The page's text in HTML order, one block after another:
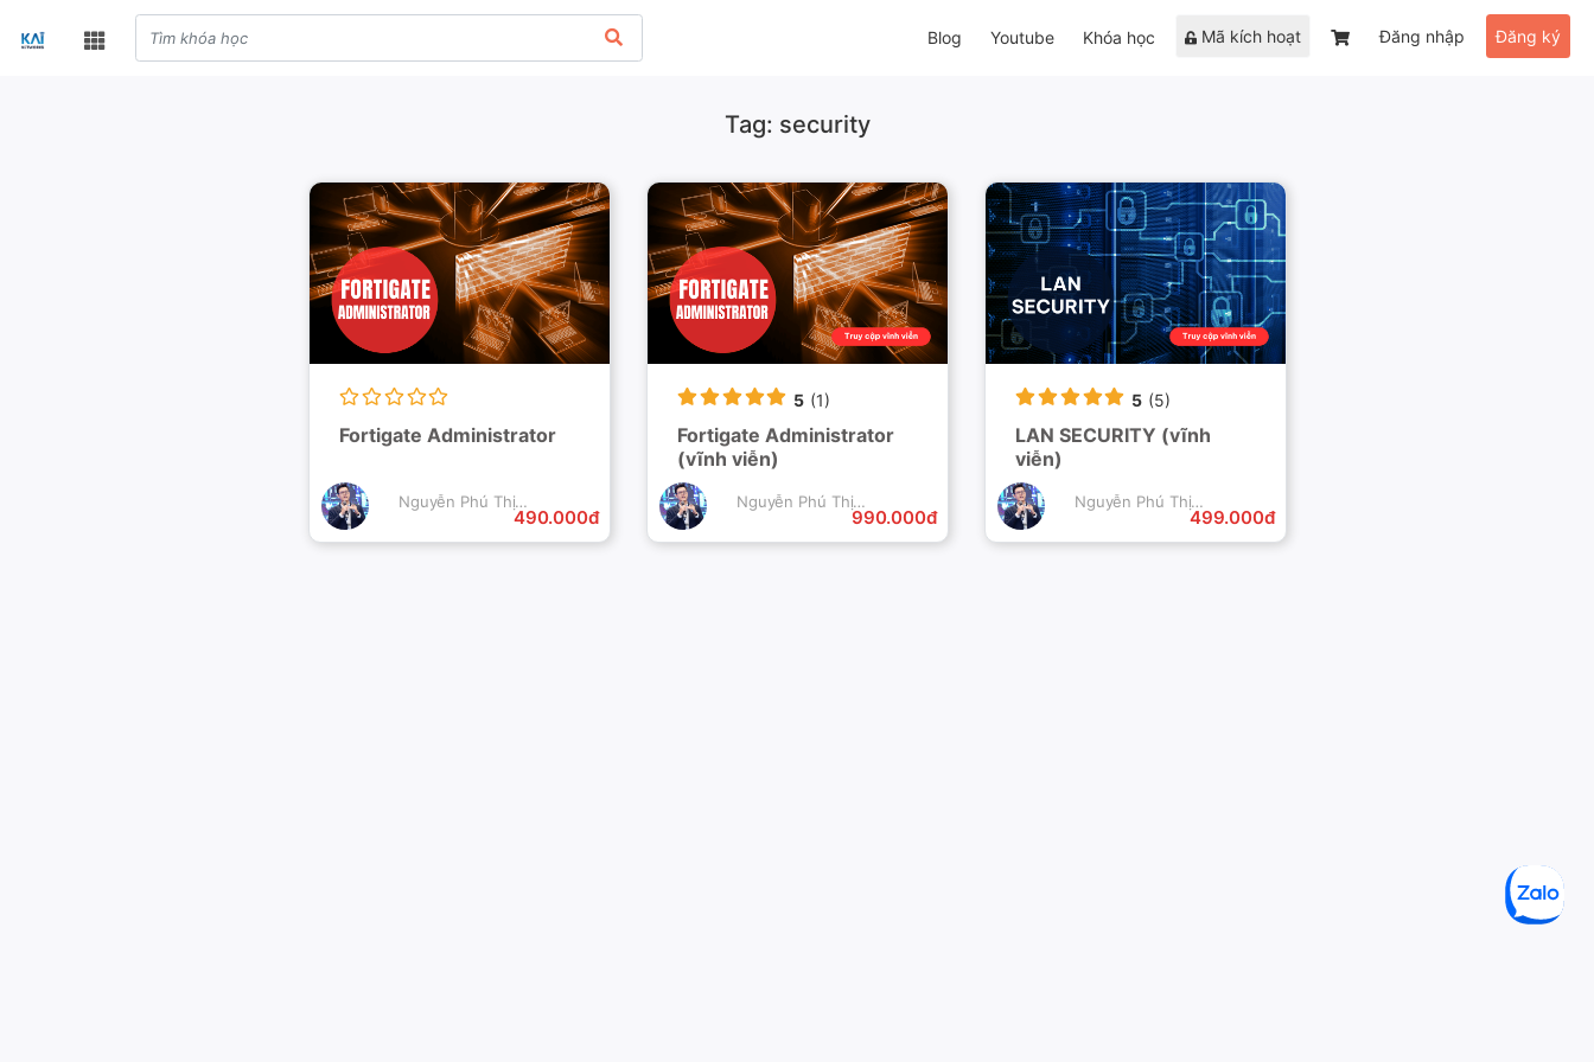
Blog Youtube Khóa học Mã kích hoạt Đăng nhập Đăng ký
Tag: security
Fortigate Administrator
Nguyễn Phú Thịnh
490.000đ
5 (1)
Fortigate Administrator
(vĩnh viễn)
Nguyễn Phú Thịnh
990.000đ
5 (5)
LAN SECURITY (vĩnh
viễn)
Nguyễn Phú Thịnh
499.000đ